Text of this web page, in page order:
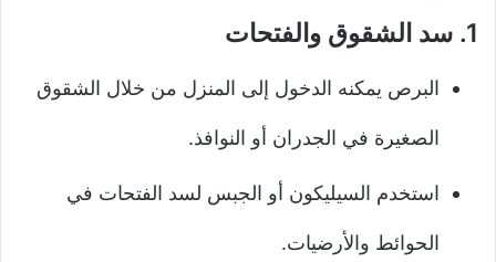
1. سد الشقوق والفتحات
البرص يمكنه الدخول إلى المنزل من خلال الشقوق
الصغيرة في الجدران أو النوافذ.
استخدم السيليكون أو الجبس لسد الفتحات في
الحوائط والأرضيات.